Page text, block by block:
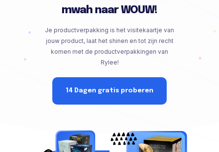
mwah naar WOUW!
Je productverpakking is het visitekaartje van
jouw product, laat het shinen en tot zijn recht
komen met de productverpakkingen van
Rylee!
14 Dagen gratis proberen